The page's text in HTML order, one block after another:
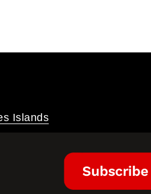
Islands